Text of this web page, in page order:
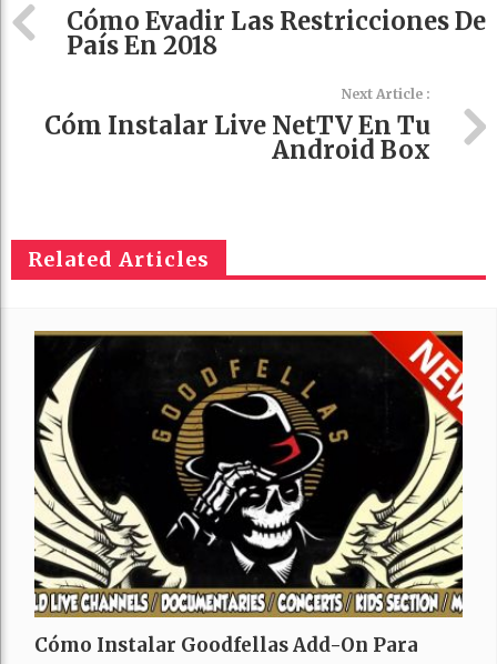
Cómo Evadir Las Restricciones De
País En 2018
Next Article :
Cóm Instalar Live NetTV En Tu
Android Box
Related Articles
Cómo Instalar Goodfellas Add-On Para